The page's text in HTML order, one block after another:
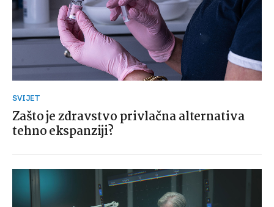
SVIJET
Zašto je zdravstvo privlačna alternativa
tehno ekspanziji?